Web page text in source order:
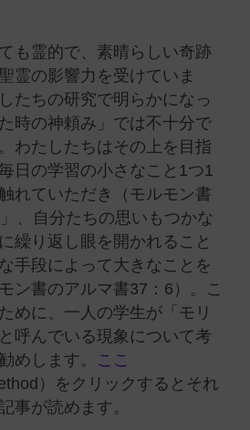
も霊的で、素晴らしい奇跡
霊の影響力を受けていま
たちの研究で明らかになっ
時の神頼み」では不十分で
わたしたちはその上を目指
日の学習の小さなこと1つ1
れていただき（モルモン書
」、自分たちの思いもつかな
繰り返し眼を開かれること
手段によって大きなことを
ン書のアルマ書37：6 ） 。こ
めに、一人の学生が「モリ
呼んでいる現象について考
めします。 ここ
）をクリックするとそれ
事が読めます。